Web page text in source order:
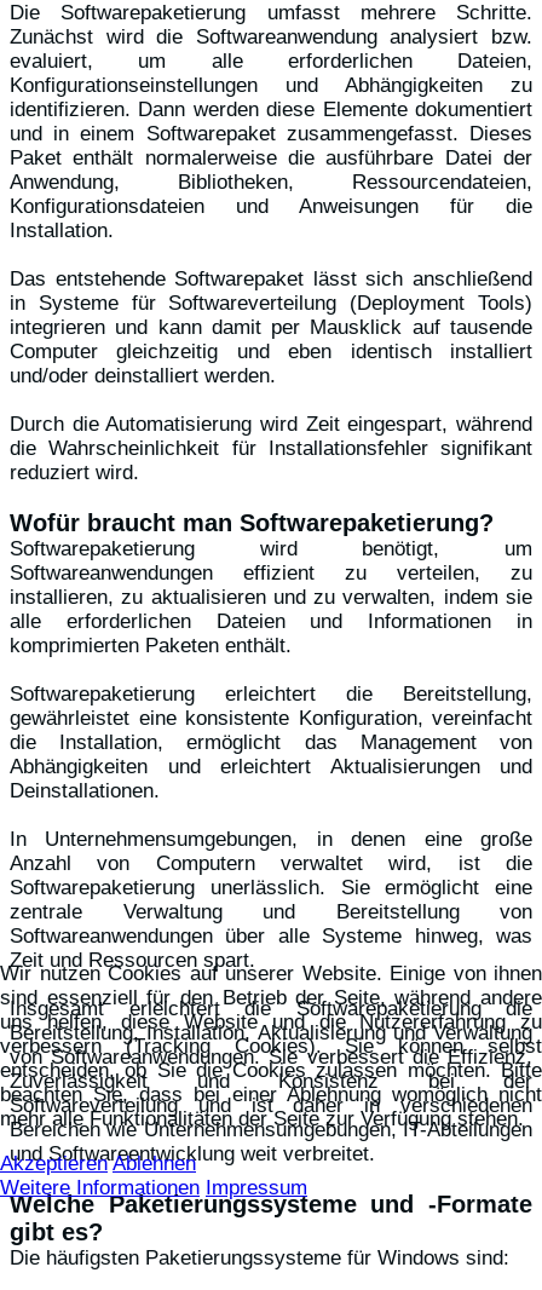
Die Softwarepaketierung umfasst mehrere Schritte.
Zunächst wird die Softwareanwendung analysiert bzw.
evaluiert, um alle erforderlichen Dateien,
Konfigurationseinstellungen und Abhängigkeiten zu
identifizieren. Dann werden diese Elemente dokumentiert
und in einem Softwarepaket zusammengefasst. Dieses
Paket enthält normalerweise die ausführbare Datei der
Anwendung, Bibliotheken, Ressourcendateien,
Konfigurationsdateien und Anweisungen für die
Installation.
Das entstehende Softwarepaket lässt sich anschließend
in Systeme für Softwareverteilung (Deployment Tools)
integrieren und kann damit per Mausklick auf tausende
Computer gleichzeitig und eben identisch installiert
und/oder deinstalliert werden.
Durch die Automatisierung wird Zeit eingespart, während
die Wahrscheinlichkeit für Installationsfehler signifikant
reduziert wird.
Wofür braucht man Softwarepaketierung?
Softwarepaketierung wird benötigt, um
Softwareanwendungen effizient zu verteilen, zu
installieren, zu aktualisieren und zu verwalten, indem sie
alle erforderlichen Dateien und Informationen in
komprimierten Paketen enthält.
Softwarepaketierung erleichtert die Bereitstellung,
gewährleistet eine konsistente Konfiguration, vereinfacht
die Installation, ermöglicht das Management von
Abhängigkeiten und erleichtert Aktualisierungen und
Deinstallationen.
In Unternehmensumgebungen, in denen eine große
Anzahl von Computern verwaltet wird, ist die
Softwarepaketierung unerlässlich. Sie ermöglicht eine
zentrale Verwaltung und Bereitstellung von
Softwareanwendungen über alle Systeme hinweg, was
Zeit und Ressourcen spart.
Insgesamt erleichtert die Softwarepaketierung die
Bereitstellung, Installation, Aktualisierung und Verwaltung
von Softwareanwendungen. Sie verbessert die Effizienz,
Zuverlässigkeit und Konsistenz bei der
Softwareverteilung und ist daher in verschiedenen
Bereichen wie Unternehmensumgebungen, IT-Abteilungen
und Softwareentwicklung weit verbreitet.
Welche Paketierungssysteme und -Formate
gibt es?
Die häufigsten Paketierungssysteme für Windows sind:
Wir nutzen Cookies auf unserer Website. Einige von ihnen
sind essenziell für den Betrieb der Seite, während andere
uns helfen, diese Website und die Nutzererfahrung zu
verbessern (Tracking Cookies). Sie können selbst
entscheiden, ob Sie die Cookies zulassen möchten. Bitte
beachten Sie, dass bei einer Ablehnung womöglich nicht
mehr alle Funktionalitäten der Seite zur Verfügung stehen.
Akzeptieren Ablehnen
Weitere Informationen Impressum